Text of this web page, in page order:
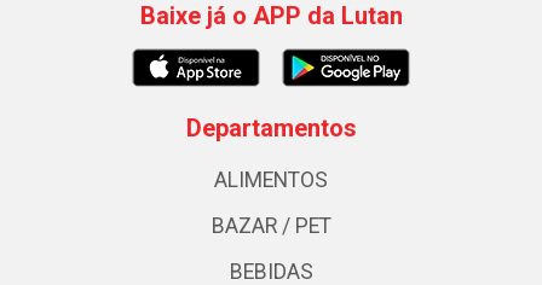
Baixe já o APP da Lutan
Departamentos
ALIMENTOS
BAZAR / PET
BEBIDAS